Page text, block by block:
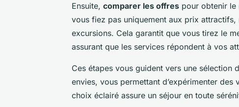
Ensuite, comparer les offres pour obtenir
vous fiez pas uniquement aux prix
excursions. Cela garantit que vous tirez le
assurant que les services répondent à vos
Ces étapes vous guident vers une
envies, vous permettant d’expérimenter des
choix éclairé assure un séjour en toute